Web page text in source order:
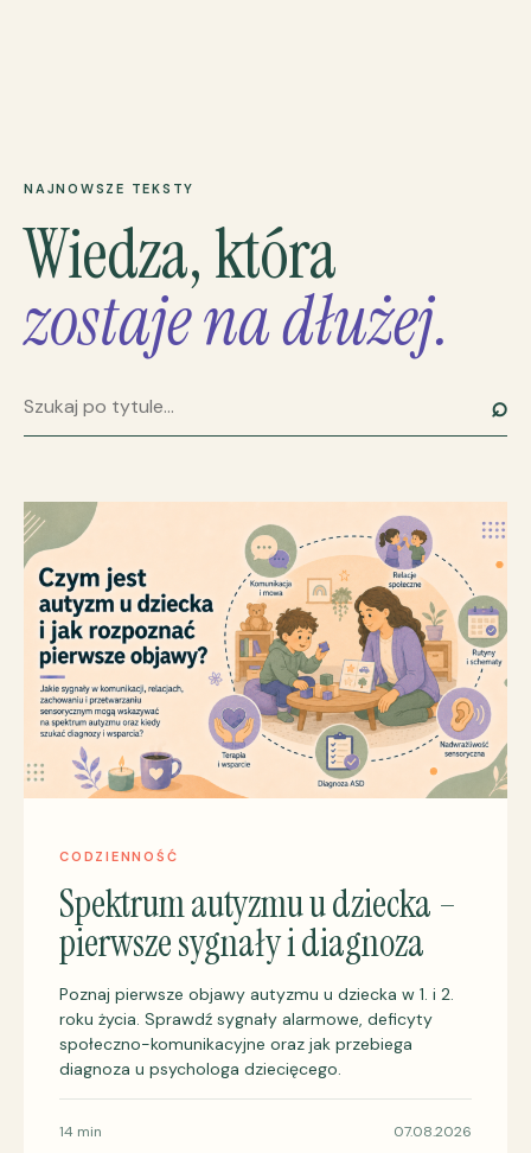
NAJNOWSZE TEKSTY
Wiedza, która
zostaje na dłużej.
Szukaj artykułu ⌕
CODZIENNOŚĆ
Spektrum autyzmu u dziecka –
pierwsze sygnały i diagnoza
Poznaj pierwsze objawy autyzmu u dziecka w 1. i 2.
roku życia. Sprawdź sygnały alarmowe, deficyty
społeczno-komunikacyjne oraz jak przebiega
diagnoza u psychologa dziecięcego.
14 min 07.08.2026